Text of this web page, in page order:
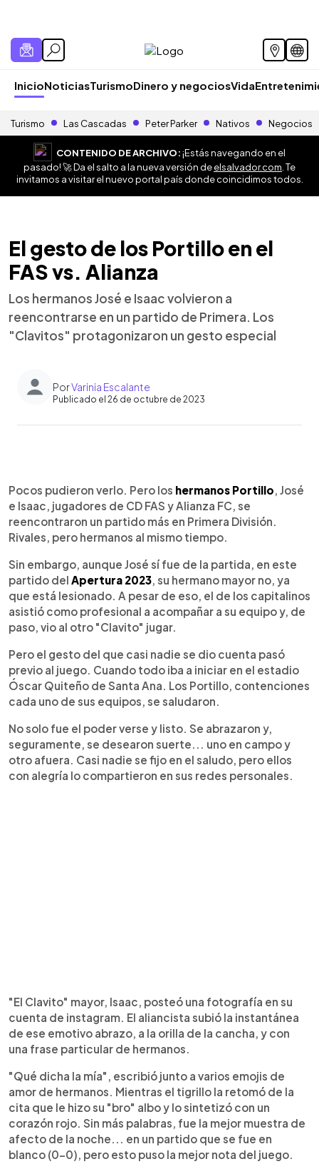
InicioNoticiasTurismoDinero y negociosVida
Turismo Las Cascadas Peter Parker Nativos Negocios
CONTENIDO DE ARCHIVO:¡Estás navegando en el
pasado! 🚀 Da el salto a la nueva versión deelsalvador.com . Te
invitamos a visitar el nuevo portal país donde coincidimos todos.
El gesto de los Portillo en el
FAS vs. Alianza
Los hermanos José e Isaac volvieron a
reencontrarse en un partido de Primera. Los
"Clavitos" protagonizaron un gesto especial
PorVarinia Escalante
Publicado el 26 de octubre de 2023
Escuchar artículo
Pocos pudieron verlo. Pero los hermanos Portillo, José
e Isaac, jugadores de CD FAS y Alianza FC, se
reencontraron un partido más en Primera División.
Rivales, pero hermanos al mismo tiempo.
Sin embargo, aunque José sí fue de la partida, en este
partido del Apertura 2023, su hermano mayor no, ya
que está lesionado. A pesar de eso, el de los capitalinos
asistió como profesional a acompañar a su equipo y, de
paso, vio al otro "Clavito" jugar.
Pero el gesto del que casi nadie se dio cuenta pasó
previo al juego. Cuando todo iba a iniciar en el estadio
Óscar Quiteño de Santa Ana. Los Portillo, contenciones
cada uno de sus equipos, se saludaron.
No solo fue el poder verse y listo. Se abrazaron y,
seguramente, se desearon suerte... uno en campo y
otro afuera. Casi nadie se fijo en el saludo, pero ellos
con alegría lo compartieron en sus redes personales.
"El Clavito" mayor, Isaac, posteó una fotografía en su
cuenta de instagram. El aliancista subió la instantánea
de ese emotivo abrazo, a la orilla de la cancha, y con
una frase particular de hermanos.
"Qué dicha la mía", escribió junto a varios emojis de
amor de hermanos. Mientras el tigrillo la retomó de la
cita que le hizo su "bro" albo y lo sintetizó con un
corazón rojo. Sin más palabras, fue la mejor muestra de
afecto de la noche... en un partido que se fue en
blanco (0-0), pero esto puso la mejor nota del juego.